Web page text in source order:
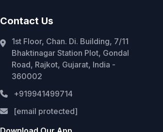
Contact Us
1st Floor, Chan. Di. Building, 7/11
Bhaktinagar Station Plot, Gondal
Road, Rajkot, Gujarat, India -
360002
+919941499714
[email protected]